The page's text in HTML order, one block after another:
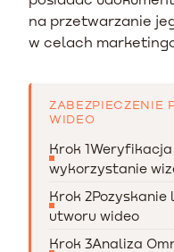
na przetwarzanie
w celach
ZABEZPIECZENIE
WIDEO
Krok 1Weryfikacja
wykorzystanie
Krok 2
utworu wideo
Krok 3Analiza